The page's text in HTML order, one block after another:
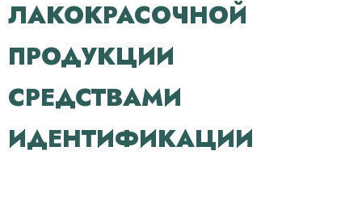
ЛАКОКРАСОЧНОЙ
ПРОДУКЦИИ
СРЕДСТВАМИ
ИДЕНТИФИКАЦИИ